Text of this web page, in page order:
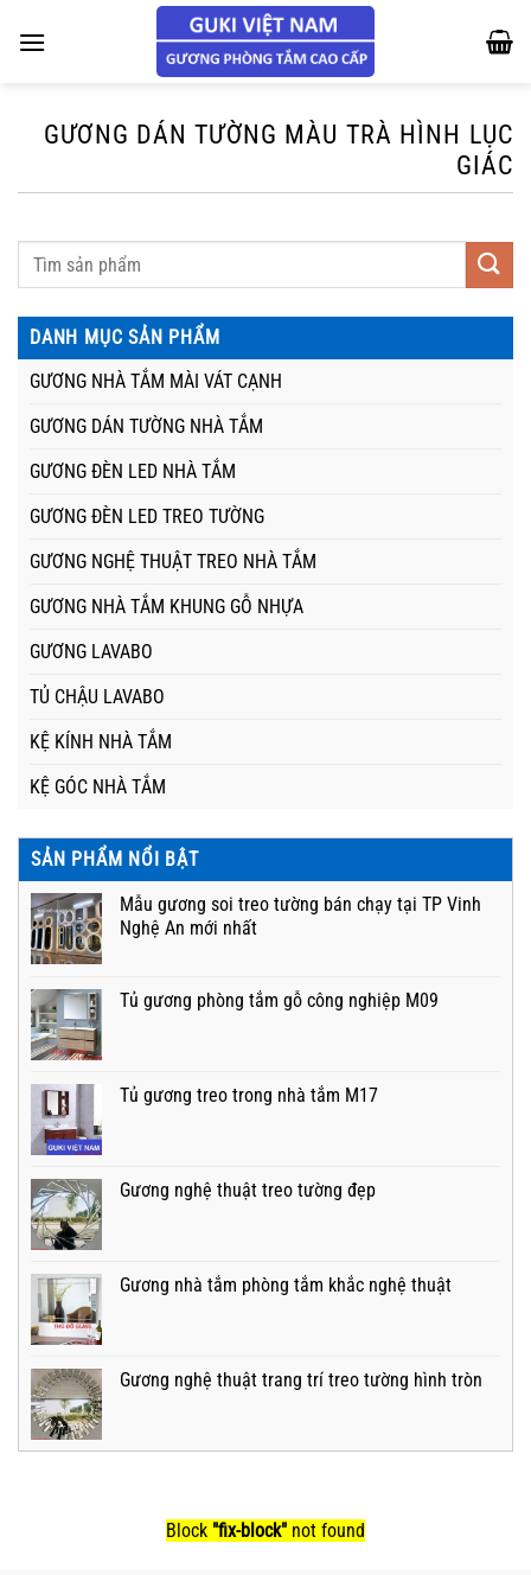
đến
GƯƠNG DÁN TƯỜNG MÀU TRÀ HÌNH LỤC
GIÁC
DANH MỤC SẢN PHẨM
GƯƠNG NHÀ TẮM MÀI VÁT CẠNH
GƯƠNG DÁN TƯỜNG NHÀ TẮM
GƯƠNG ĐÈN LED NHÀ TẮM
GƯƠNG ĐÈN LED TREO TƯỜNG
GƯƠNG NGHỆ THUẬT TREO NHÀ TẮM
GƯƠNG NHÀ TẮM KHUNG GỖ NHỰA
GƯƠNG LAVABO
TỦ CHẬU LAVABO
KỆ KÍNH NHÀ TẮM
KỆ GÓC NHÀ TẮM
SẢN PHẨM NỔI BẬT
Mẫu gương soi treo tường bán chạy tại TP Vinh
Nghệ An mới nhất
Tủ gương phòng tắm gỗ công nghiệp M09
Tủ gương treo trong nhà tắm M17
Gương nghệ thuật treo tường đẹp
Gương nhà tắm phòng tắm khắc nghệ thuật
Gương nghệ thuật trang trí treo tường hình tròn
Block "fix-block" not found